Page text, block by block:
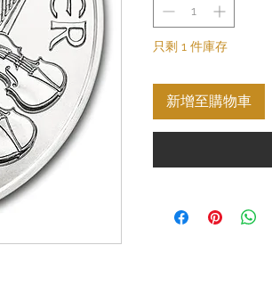
只剩 1 件庫存
新增至購物車